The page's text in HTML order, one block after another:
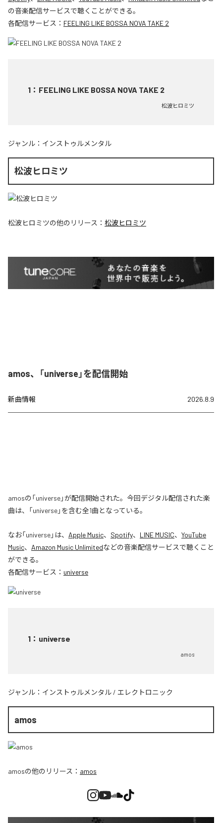
の音楽配信サービスで聴くことができる。
各配信サービス： FEELING LIKE BOSSA NOVA TAKE 2
1 ： FEELING LIKE BOSSA NOVA TAKE 2
松波ヒロミツ
ジャンル： インストゥルメンタル
松波ヒロミツ
松波ヒロミツの他のリリース： 松波ヒロミツ
amos、「universe」を配信開始
新曲情報 2026.8.9
amosの「universe」が配信開始された。今回デジタル配信された楽
曲は、「universe」を含む全1曲となっている。
なお「universe」は、 Apple Music、 Spotify、 LINE MUSIC、 YouTube
Music、 Amazon Music Unlimitedなどの音楽配信サービスで聴くこと
ができる。
各配信サービス： universe
1 ： universe
amos
ジャンル： インストゥルメンタル / エレクトロニック
amos
amosの他のリリース： amos